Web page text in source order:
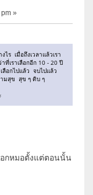
»
ร เมื่อถึงเวลาแล้วเรา
ที่เราเลือกอีก 10 - 20 ปี
อกไปแล้ว จบไปแล้ว
มสุข สุข ๆ ดิบ ๆ
กหมอตั้งแต่ตอนนั้น